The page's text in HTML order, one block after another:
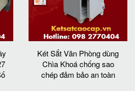
Két Sắt Văn Phòng dùng
Chìa Khoá chống sao
chép đảm bảo an toàn